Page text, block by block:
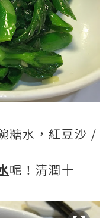
糖水，紅豆沙 /
呢！清潤十